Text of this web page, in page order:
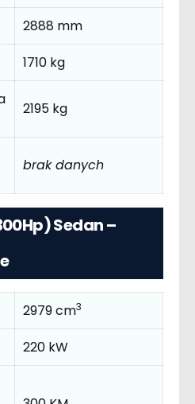
2888 mm
1710 kg
2195 kg
brak danych
Sedan –
2979 cm3
220 kW